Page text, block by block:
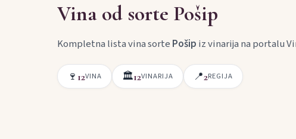
Vina od sorte Pošip
Kompletna lista vina sorte Pošip iz vinarija na portalu
🍷 12VINA 🏛12VINARIJA 📍2REGIJA